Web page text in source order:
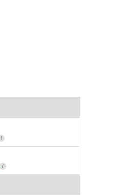
i
i